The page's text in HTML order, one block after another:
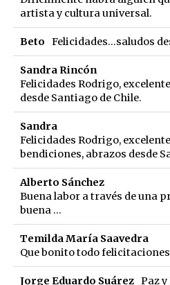
artista y cultura universal.
Beto Felicidades...saludos
Sandra Rincón
Felicidades Rodrigo,
desde Santiago de Chile.
Sandra
Felicidades Rodrigo,
bendiciones, abrazos desde
Alberto Sánchez
Buena labor a través de una
buena ...
Temilda María Saavedra
Que bonito todo
Jorge Eduardo Suárez Paz